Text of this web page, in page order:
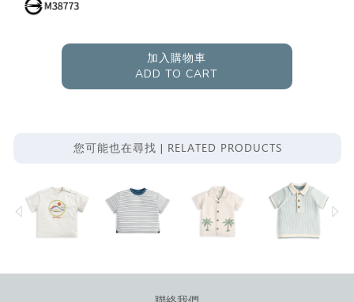
加入購物車
ADD TO CART
您可能也在尋找 | RELATED PRODUCTS